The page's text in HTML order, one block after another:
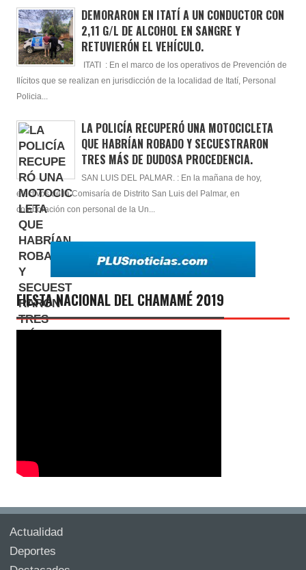
DEMORARON EN ITATÍ A UN CONDUCTOR CON
2,11 G/L DE ALCOHOL EN SANGRE Y
RETUVIERÓN EL VEHÍCULO.
ITATI : En el marco de los operativos de Prevención de
Ilícitos que se realizan en jurisdicción de la localidad de Itatí, Personal
Policia...
LA POLICÍA RECUPERÓ UNA MOTOCICLETA
QUE HABRÍAN ROBADO Y SECUESTRARON
TRES MÁS DE DUDOSA PROCEDENCIA.
SAN LUIS DEL PALMAR. : En la mañana de hoy,
efectivos de la Comisaría de Distrito San Luis del Palmar, en
colaboración con personal de la Un...
FIESTA NACIONAL DEL CHAMAMÉ 2019
Actualidad
Deportes